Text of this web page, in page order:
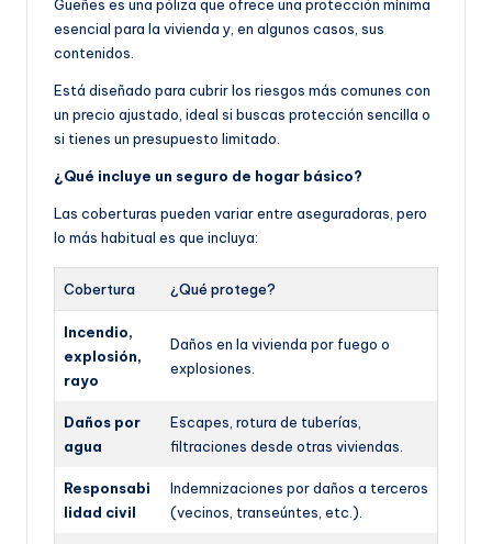
Güeñes es una póliza que ofrece una protección mínima
esencial para la vivienda y, en algunos casos, sus
contenidos.
Está diseñado para cubrir los riesgos más comunes con
un precio ajustado, ideal si buscas protección sencilla o
si tienes un presupuesto limitado.
¿Qué incluye un seguro de hogar básico?
Las coberturas pueden variar entre aseguradoras, pero
lo más habitual es que incluya:
Cobertura ¿Qué protege?
Incendio,
explosión,
rayo
Daños en la vivienda por fuego o
explosiones.
Daños por
agua
Escapes, rotura de tuberías,
filtraciones desde otras viviendas.
Responsabi
lidad civil
Indemnizaciones por daños a terceros
(vecinos, transeúntes, etc.).